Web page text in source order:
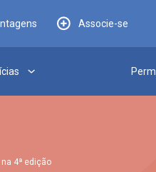
Associe-se
4ª edição